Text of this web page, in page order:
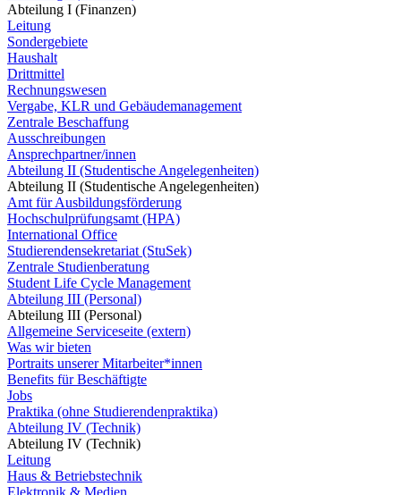
Abteilung I (Finanzen)
Leitung
Sondergebiete
Haushalt
Drittmittel
Rechnungswesen
Vergabe, KLR und Gebäudemanagement
Zentrale Beschaffung
Ausschreibungen
Ansprechpartner/innen
Abteilung II (Studentische Angelegenheiten)
Abteilung II (Studentische Angelegenheiten)
Amt für Ausbildungsförderung
Hochschulprüfungsamt (HPA)
International Office
Studierendensekretariat (StuSek)
Zentrale Studienberatung
Student Life Cycle Management
Abteilung III (Personal)
Abteilung III (Personal)
Allgemeine Serviceseite (extern)
Was wir bieten
Portraits unserer Mitarbeiter*innen
Benefits für Beschäftigte
Jobs
Praktika (ohne Studierendenpraktika)
Abteilung IV (Technik)
Abteilung IV (Technik)
Leitung
Haus & Betriebstechnik
Elektronik & Medien